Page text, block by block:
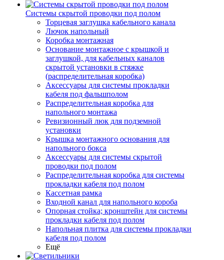
Системы скрытой проводки под полом
Торцевая заглушка кабельного канала
Лючок напольный
Коробка монтажная
Основание монтажное с крышкой и
заглушкой, для кабельных каналов
скрытой установки в стяжке
(распределительная коробка)
Аксессуары для системы прокладки
кабеля под фальшполом
Распределительная коробка для
напольного монтажа
Ревизионный люк для подземной
установки
Крышка монтажного основания для
напольного бокса
Аксессуары для системы скрытой
проводки под полом
Распределительная коробка для системы
прокладки кабеля под полом
Кассетная рамка
Входной канал для напольного короба
Опорная стойка; кронштейн для системы
прокладки кабеля под полом
Напольная плитка для системы прокладки
кабеля под полом
Ещё